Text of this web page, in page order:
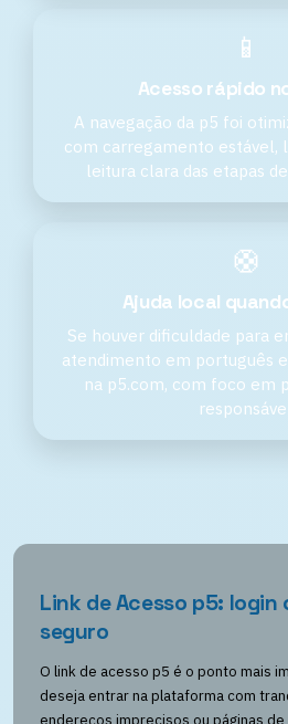
📱
Acesso rápido
A navegação da p5 foi
com carregamento estável,
leitura clara das etapas
🛟
Ajuda local
Se houver dificuldade para
atendimento em português
na p5.com, com foco em
Link de Acesso p5:
seguro
O link de acesso p5 é o ponto mais
deseja entrar na plataforma com
endereços imprecisos ou páginas